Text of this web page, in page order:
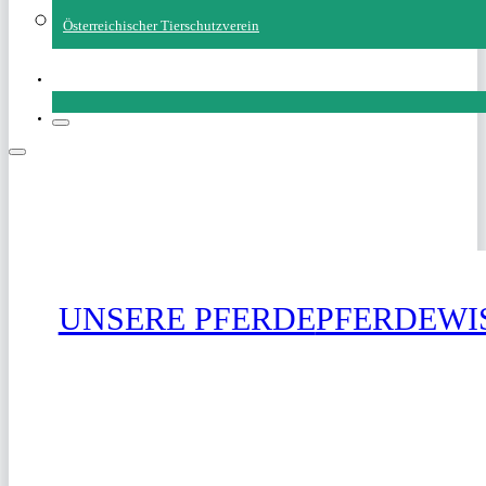
Österreichischer Tierschutzverein
UNSERE PFERDE